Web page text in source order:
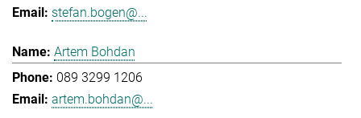
stefan.bogen@...
Artem Bohdan
089 3299 1206
artem.bohdan@...